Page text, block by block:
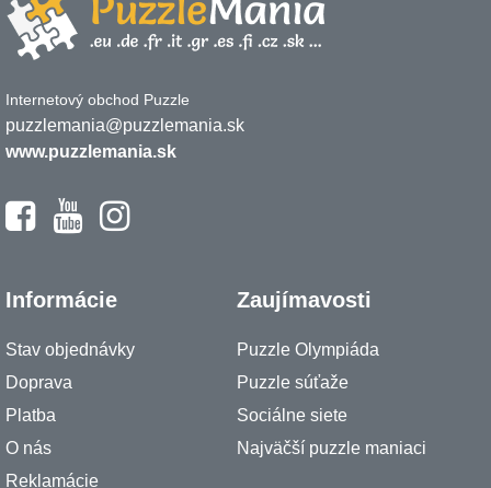
Internetový obchod Puzzle
puzzlemania@puzzlemania.sk
www.puzzlemania.sk
Informácie
Stav objednávky
Doprava
Platba
O nás
Reklamácie
Zaujímavosti
Puzzle Olympiáda
Puzzle súťaže
Sociálne siete
Najväčší puzzle maniaci